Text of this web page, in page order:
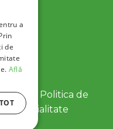
|
Politica de
a
de
Află